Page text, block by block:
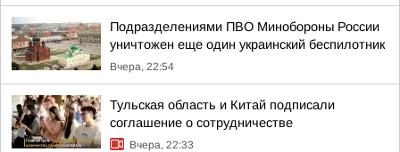
Подразделениями ПВО Минобороны России
уничтожен еще один украинский беспилотник
Вчера, 22:54
Тульская область и Китай подписали
соглашение о сотрудничестве
Вчера, 22:33